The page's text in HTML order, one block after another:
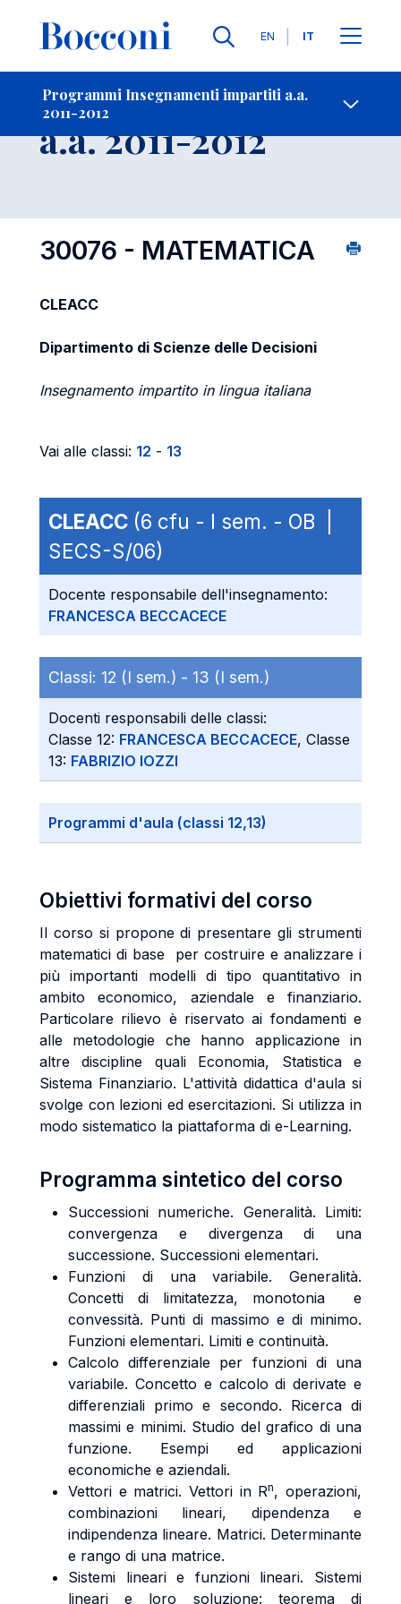
Lingue
EN IT
Programmi Insegnamenti impartiti a.a.
2011-2012
-
Insegnamento
a.a. 2011-2012
30076 - MATEMATICA
CLEACC
Dipartimento di Scienze delle Decisioni
Insegnamento impartito in lingua italiana
Vai alle classi: 12 - 13
CLEACC (6 cfu - I sem. - OB |
SECS-S/06)
Docente responsabile dell'insegnamento:
FRANCESCA BECCACECE
Classi: 12 (I sem.) - 13 (I sem.)
Docenti responsabili delle classi:
Classe 12: FRANCESCA BECCACECE, Classe
13: FABRIZIO IOZZI
Programmi d'aula (classi 12,13)
Obiettivi formativi del corso
Il corso si propone di presentare gli strumenti
matematici di base per costruire e analizzare i
più importanti modelli di tipo quantitativo in
ambito economico, aziendale e finanziario.
Particolare rilievo è riservato ai fondamenti e
alle metodologie che hanno applicazione in
altre discipline quali Economia, Statistica e
Sistema Finanziario. L'attività didattica d'aula si
svolge con lezioni ed esercitazioni. Si utilizza in
modo sistematico la piattaforma di e-Learning.
Programma sintetico del corso
Successioni numeriche. Generalità. Limiti:
convergenza e divergenza di una
successione. Successioni elementari.
Funzioni di una variabile. Generalità.
Concetti di limitatezza, monotonia e
convessità. Punti di massimo e di minimo.
Funzioni elementari. Limiti e continuità.
Calcolo differenziale per funzioni di una
variabile. Concetto e calcolo di derivate e
differenziali primo e secondo. Ricerca di
massimi e minimi. Studio del grafico di una
funzione. Esempi ed applicazioni
economiche e aziendali.
Vettori e matrici. Vettori in Rn, operazioni,
combinazioni lineari, dipendenza e
indipendenza lineare. Matrici. Determinante
e rango di una matrice.
Sistemi lineari e funzioni lineari. Sistemi
lineari e loro soluzione: teorema di